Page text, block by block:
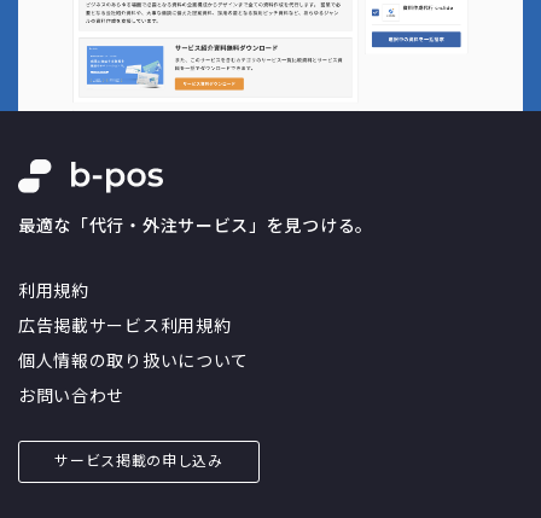
最適な「代行・外注サービス」を見つける。
利用規約
広告掲載サービス利用規約
個人情報の取り扱いについて
お問い合わせ
サービス掲載の申し込み